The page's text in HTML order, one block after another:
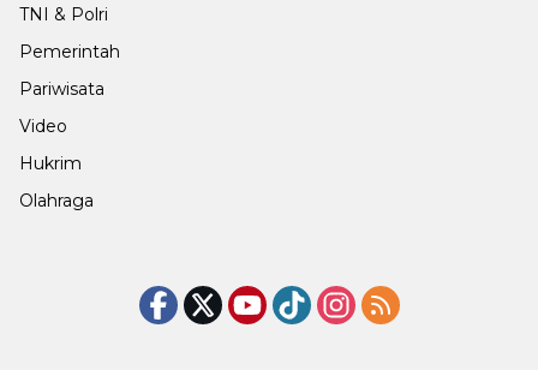
TNI & Polri
Pemerintah
Pariwisata
Video
Hukrim
Olahraga